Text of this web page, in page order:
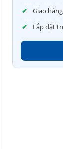
Giao
Lắp đặt